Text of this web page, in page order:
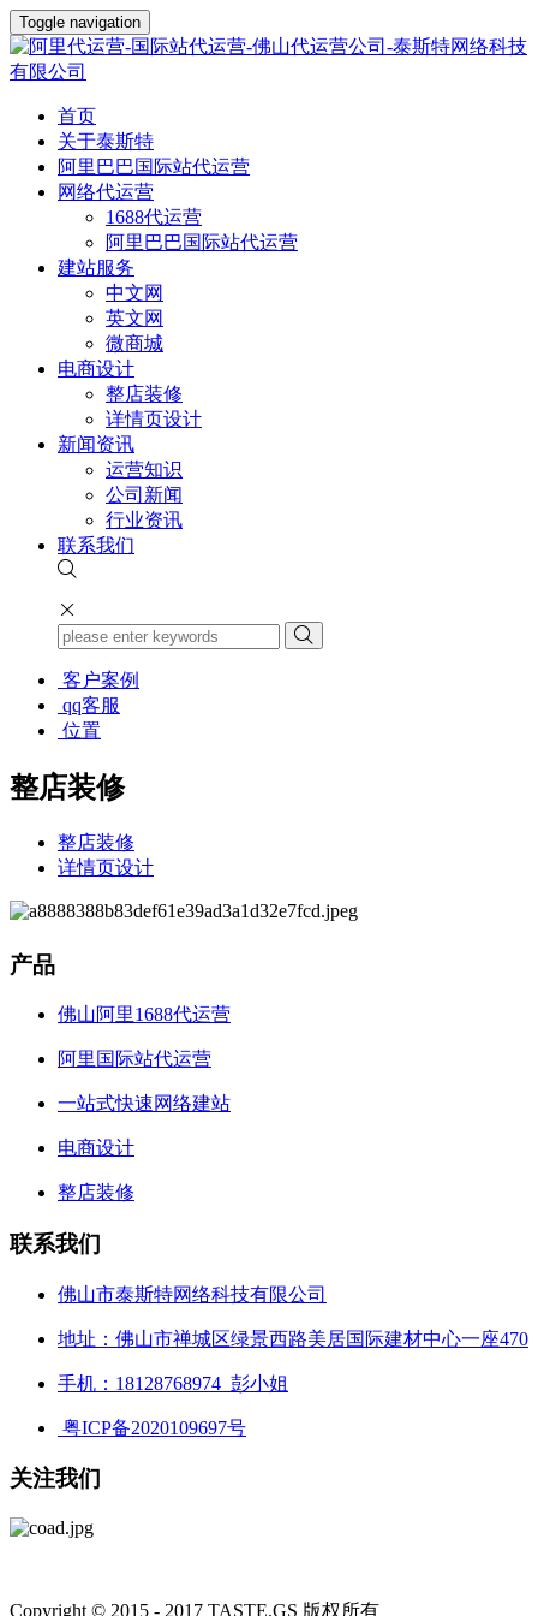
Toggle navigation
首页
关于泰斯特
阿里巴巴国际站代运营
网络代运营
1688代运营
阿里巴巴国际站代运营
建站服务
中文网
英文网
微商城
电商设计
整店装修
详情页设计
新闻资讯
运营知识
公司新闻
行业资讯
联系我们
客户案例
qq客服
位置
整店装修
整店装修
详情页设计
产品
佛山阿里1688代运营
阿里国际站代运营
一站式快速网络建站
电商设计
整店装修
联系我们
佛山市泰斯特网络科技有限公司
地址：佛山市禅城区绿景西路美居国际建材中心一座470
手机：18128768974 彭小姐
粤ICP备2020109697号
关注我们
Copyright © 2015 - 2017 TASTE.GS 版权所有